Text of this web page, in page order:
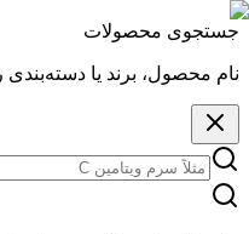
جستجوی محصولات
نام محصول، برند یا دسته‌بندی